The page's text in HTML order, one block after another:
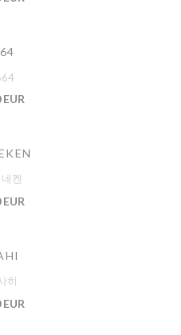
EUR
켄
EUR
히
EUR